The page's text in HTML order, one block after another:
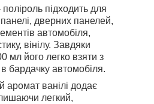
поліроль підходить для
дверних панелей,
автомобіля,
вінілу. Завдяки
мл його легко взяти з
бардачку автомобіля.
аромат ванілі додає
легкий,